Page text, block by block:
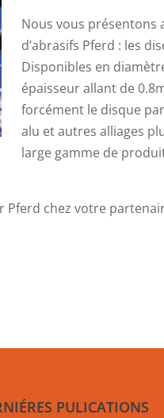
Nous vous présentons
d’abrasifs Pferd : les
Disponibles en
épaisseur allant de
forcément le disque
alu et autres alliages
large gamme de
chez votre
PULICATIONS